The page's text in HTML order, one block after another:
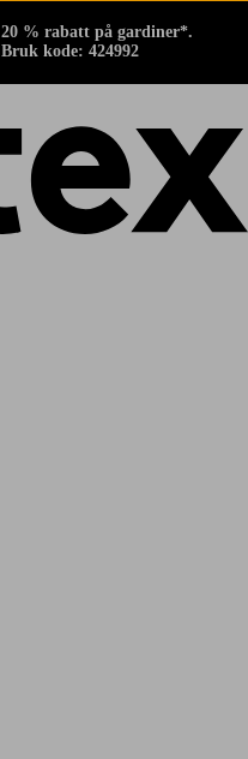
20 % rabatt på gardiner*.
Bruk kode: 424992